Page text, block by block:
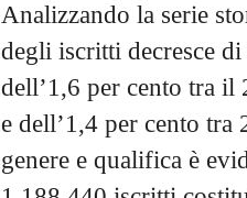
Analizzando la serie
degli iscritti decresce
dell’1,6 per cento tra il
e dell’1,4 per cento
genere e qualifica è